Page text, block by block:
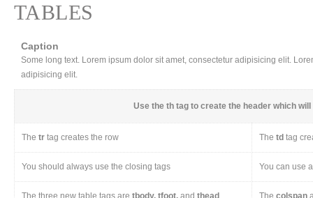
TABLES
Caption
Some long text. Lorem ipsum dolor sit amet, consectetur adipisicing elit.
adipisicing elit.
Use the th tag to create the header which
The tr tag creates the row The td tag
You should always use the closing tags You can use
The three new table tags are tbody, tfoot, and thead The colspan